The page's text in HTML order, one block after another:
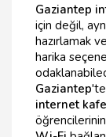
Gaziantep
için değil,
hazırlamak
harika
Gaziantep'te
internet kafe